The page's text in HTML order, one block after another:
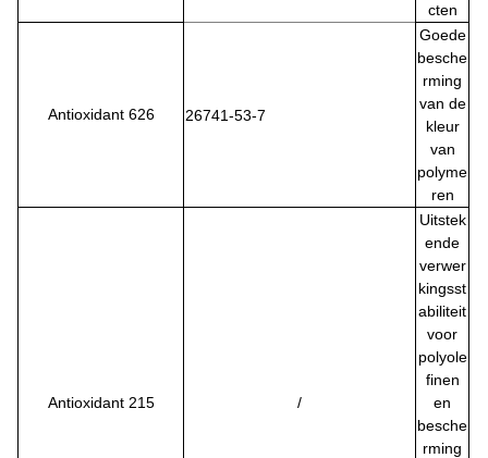
cten
Antioxidant 626 26741-53-7
Goede
besche
rming
van de
kleur
van
polyme
ren
Antioxidant 215 /
Uitstek
ende
verwer
kingsst
abiliteit
voor
polyole
finen
en
besche
rming